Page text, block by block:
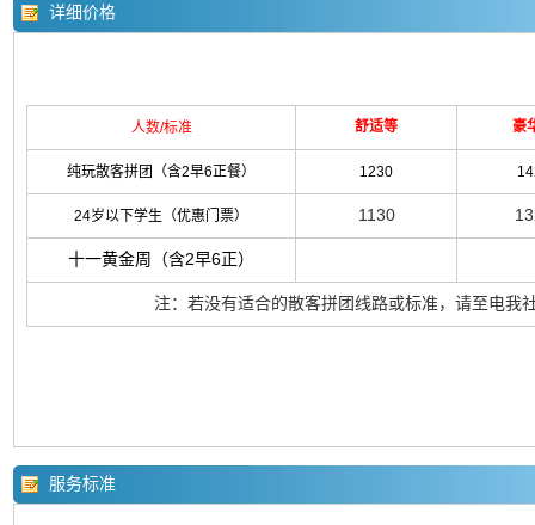
详细价格
人数/标准 舒适等 豪
纯玩散客拼团（含2早6正餐） 1230
24岁以下学生（优惠门票） 1130
十一黄金周（含2早6正）
注：若没有适合的散客拼团线路或标准，请至电我
服务标准